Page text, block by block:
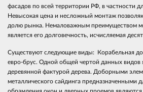
фасадов по всей территории РФ, в частности
Невысокая цена и несложный монтаж
долю рынка. Немаловажным преимуществом
является его долговечность, исчисляемая
Существуют следующие виды: Корабельная
евро-брус. Одной общей чертой данных видов
деревянной фактурой дерева. Доборными
металлического сайдинга предназначенными